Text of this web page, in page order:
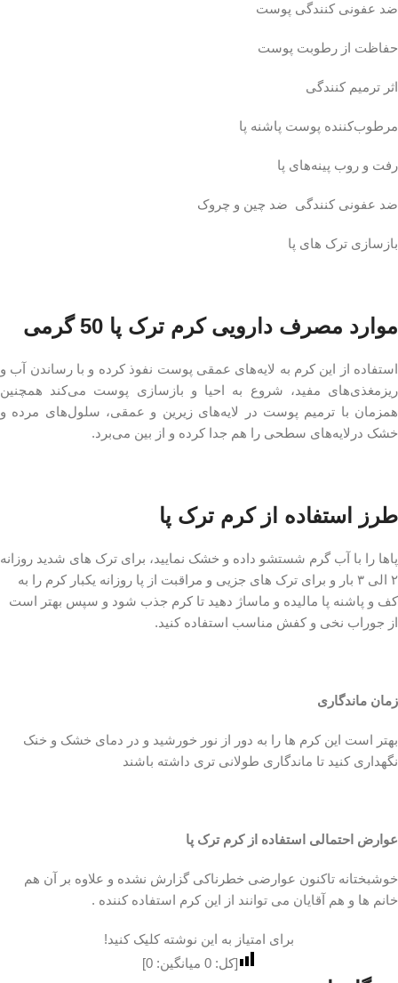
ضد عفونی کنندگی پوست
حفاظت از رطوبت پوست
اثر ترمیم کنندگی
مرطوب‌کننده پوست پاشنه پا
رفت و روب پینه‌های پا
ضد عفونی کنندگی ضد چین و چروک
بازسازی ترک های پا
موارد مصرف دارویی کرم ترک پا 50 گرمی
استفاده از این کرم به لایه‌های عمقی پوست نفوذ کرده و با رساندن آب و
ریزمغذی‌های مفید، شروع به احیا و بازسازی پوست می‌کند همچنین
همزمان با ترمیم پوست در لایه‌های زیرین و عمقی، سلول‌های مرده و
خشک درلایه‌های سطحی را هم جدا کرده و از بین می‌برد.
طرز استفاده از کرم ترک پا
پاها را با آب گرم شستشو داده و خشک نمایید، برای ترک های شدید روزانه
۲ الی ۳ بار و برای ترک های جزیی و مراقبت از پا روزانه یکبار کرم را به
کف و پاشنه پا مالیده و ماساژ دهید تا کرم جذب شود و سپس بهتر است
از جوراب نخی و کفش مناسب استفاده کنید.
زمان ماندگاری
بهتر است این کرم ها را به دور از نور خورشید و در دمای خشک و خنک
نگهداری کنید تا ماندگاری طولانی تری داشته باشند
عوارض احتمالی استفاده از کرم ترک پا
خوشبختانه تاکنون عوارضی خطرناکی گزارش نشده و علاوه بر آن هم
خانم ها و هم آقایان می توانند از این کرم استفاده کننده .
برای امتیاز به این نوشته کلیک کنید!
[کل: 0 میانگین: 0
]